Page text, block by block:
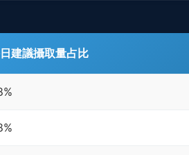
建議攝取量占比